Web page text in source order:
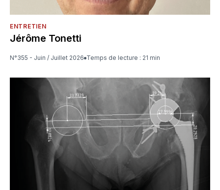
ENTRETIEN
Jérôme Tonetti
N°355 - Juin / Juillet 2026 Temps de lecture : 21 min